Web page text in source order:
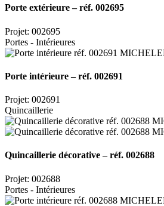
Porte extérieure – réf. 002695
Projet: 002695
Portes - Intérieures
Porte intérieure – réf. 002691
Projet: 002691
Quincaillerie
Quincaillerie décorative – réf. 002688
Projet: 002688
Portes - Intérieures